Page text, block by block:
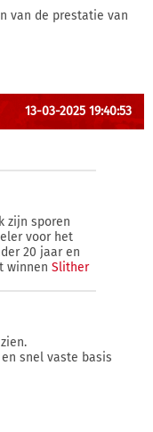
van de prestatie van
13-03-2025 19:40:53
zijn sporen
voor het
20 jaar en
winnen Slither
snel vaste basis